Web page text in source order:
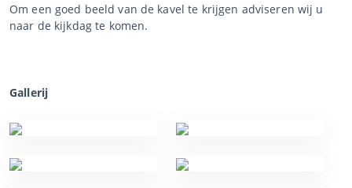
Om een goed beeld van de kavel te krijgen adviseren wij u
naar de kijkdag te komen.
Gallerij